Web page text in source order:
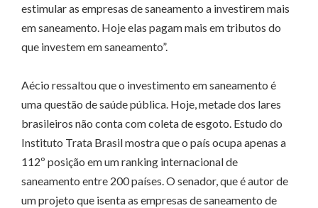
estimular as empresas de saneamento a investirem mais
em saneamento. Hoje elas pagam mais em tributos do
que investem em saneamento”.
Aécio ressaltou que o investimento em saneamento é
uma questão de saúde pública. Hoje, metade dos lares
brasileiros não conta com coleta de esgoto. Estudo do
Instituto Trata Brasil mostra que o país ocupa apenas a
112º posição em um ranking internacional de
saneamento entre 200 países. O senador, que é autor de
um projeto que isenta as empresas de saneamento de